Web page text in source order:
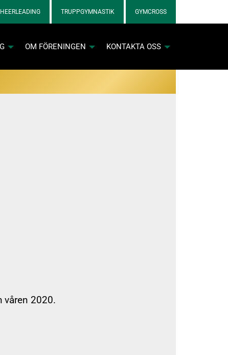
TRUPPGYMNASTIK GYMCROSS
för gymnastiklicenser
OM FÖRENINGEN KONTAKTA OSS
våren 2020.